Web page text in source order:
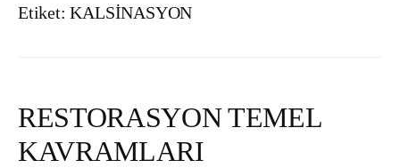
Etiket:KALSİNASYON
RESTORASYON TEMEL
KAVRAMLARI